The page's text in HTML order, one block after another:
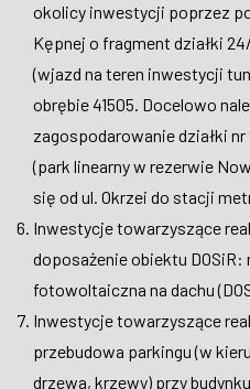
okolicy inwestycji poprzez
Kępnej o fragment działki
(wjazd na teren inwestycji
obrębie 41505. Docelowo
zagospodarowanie działki
(park linearny w rezerwie
się od ul. Okrzei do stacji
Inwestycje towarzyszące
doposażenie obiektu
fotowoltaiczna na dachu
Inwestycje towarzyszące
przebudowa parkingu (w
drzewa, krzewy) przy